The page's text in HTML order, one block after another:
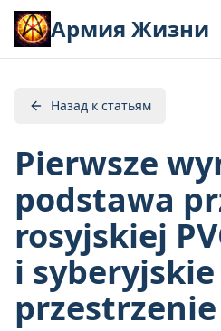
Армия Жизни
Назад к статьям
Pierwsze
podstawa
rosyjskiej
i syberyjskie
przestrzenie